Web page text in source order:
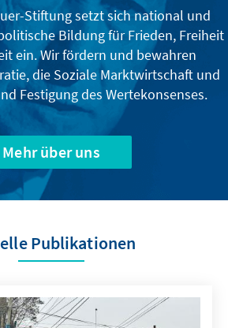
Stiftung setzt sich national und
Bildung für Frieden, Freiheit
ein. Wir fördern und bewahren
die Soziale Marktwirtschaft und
Festigung des Wertekonsenses.
Mehr über uns
Publikationen